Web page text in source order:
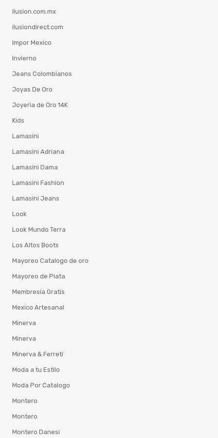
ilusion.com.mx
ilusiondirect.com
Impor Mexico
Invierno
Jeans Colombianos
Joyas De Oro
Joyeria de Oro 14K
Kids
Lamasini
Lamasini Adriana
Lamasini Dama
Lamasini Fashion
Lamasini Jeans
Look
Look Mundo Terra
Los Altos Boots
Mayoreo Catalogo de oro
Mayoreo de Plata
Membresia Gratis
Mexico Artesanal
Minerva
Minerva
Minerva & Ferreti
Moda a tu Estilo
Moda Por Catalogo
Montero
Montero
Montero Danesi